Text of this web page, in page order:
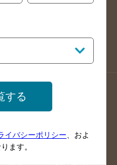
報更新方法のご案内
イン
する
イバシーポリシー 、およ
ます。